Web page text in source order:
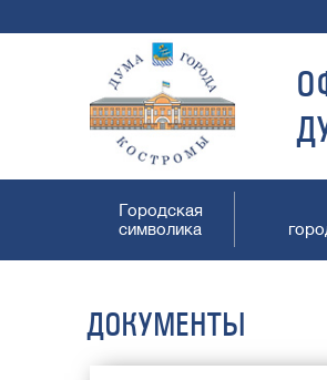
Городская
символика
ДОКУМЕНТЫ